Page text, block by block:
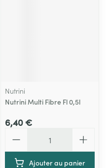
Nutrini
Nutrini Multi Fibre Fl 0,5l
6,40 €
Ajouter au panier